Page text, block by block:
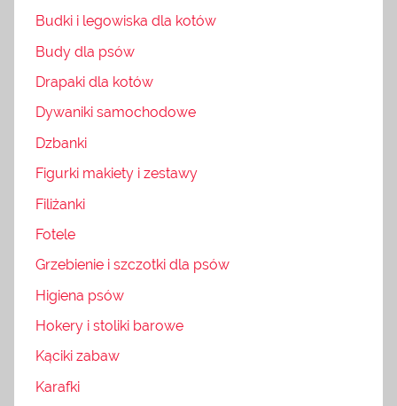
Budki i legowiska dla kotów
Budy dla psów
Drapaki dla kotów
Dywaniki samochodowe
Dzbanki
Figurki makiety i zestawy
Filiżanki
Fotele
Grzebienie i szczotki dla psów
Higiena psów
Hokery i stoliki barowe
Kąciki zabaw
Karafki